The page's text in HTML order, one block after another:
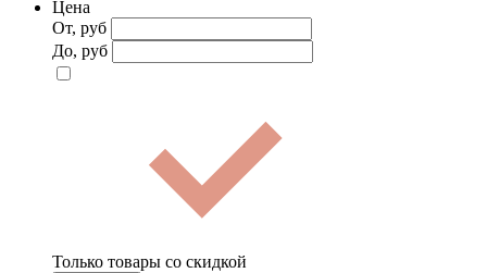
Цена
От, руб
До, руб
Только товары со скидкой